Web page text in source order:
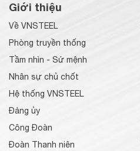
Giới thiệu
Về VNSTEEL
Phòng truyền thống
Tầm nhìn - Sứ mệnh
Nhân sự chủ chốt
Hệ thống VNSTEEL
Đảng ủy
Công Đoàn
Đoàn Thanh niên